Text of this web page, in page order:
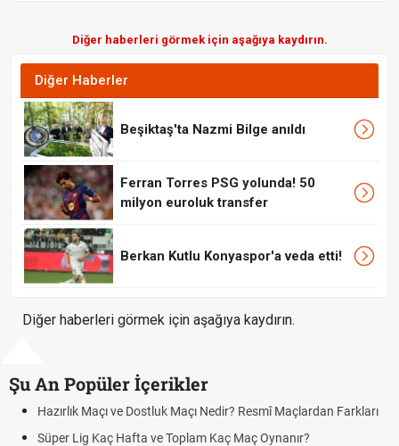
Diğer haberleri görmek için aşağıya kaydırın.
Diğer Haberler
Beşiktaş'ta Nazmi Bilge anıldı
Ferran Torres PSG yolunda! 50
milyon euroluk transfer
Berkan Kutlu Konyaspor'a veda etti!
Diğer haberleri görmek için aşağıya kaydırın.
Şu An Popüler İçerikler
Hazırlık Maçı ve Dostluk Maçı Nedir? Resmî Maçlardan Farkları
Süper Lig Kaç Hafta ve Toplam Kaç Maç Oynanır?